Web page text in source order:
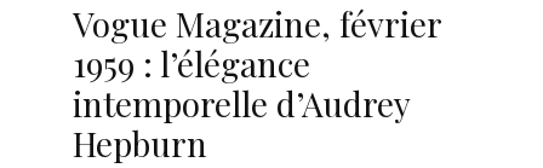
Vogue Magazine, février
1959 : l’élégance
intemporelle d’Audrey
Hepburn